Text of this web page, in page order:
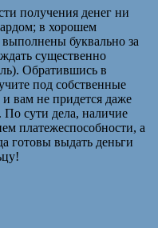
получения денег ни
в хорошем
буквально за
существенно
Обратившись в
под собственные
вам не придется даже
По сути дела, наличие
платежеспособности, а
готовы выдать деньги